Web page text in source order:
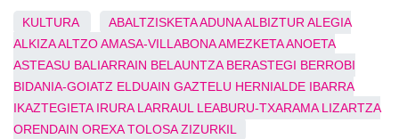
KULTURA ABALTZISKETAADUNAALBIZTURALEGIA
ALKIZAALTZOAMASA-VILLABONAAMEZKETAANOETA
ASTEASU BALIARRAIN BELAUNTZA BERASTEGI BERROBI
BIDANIA-GOIATZ ELDUAIN GAZTELU HERNIALDE IBARRA
IKAZTEGIETA IRURA LARRAUL LEABURU-TXARAMA LIZARTZA
ORENDAIN OREXA TOLOSA ZIZURKIL